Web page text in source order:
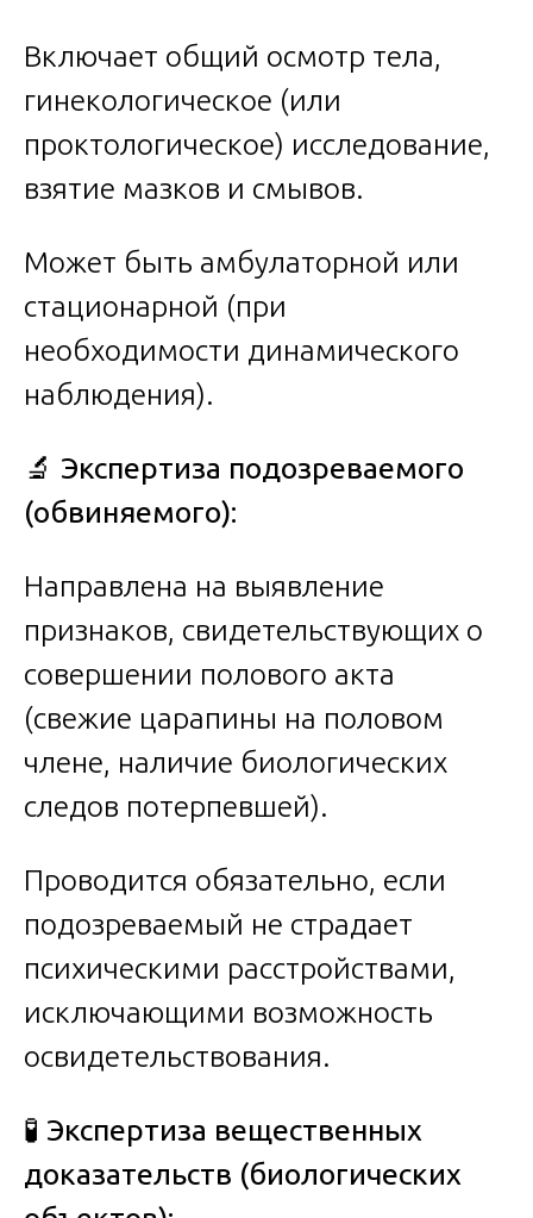
Включает общий осмотр тела,
гинекологическое (или
проктологическое) исследование,
взятие мазков и смывов.
Может быть амбулаторной или
стационарной (при
необходимости динамического
наблюдения).
🔬 Экспертиза подозреваемого
(обвиняемого):
Направлена на выявление
признаков, свидетельствующих о
совершении полового акта
(свежие царапины на половом
члене, наличие биологических
следов потерпевшей).
Проводится обязательно, если
подозреваемый не страдает
психическими расстройствами,
исключающими возможность
освидетельствования.
🧪 Экспертиза вещественных
доказательств (биологических